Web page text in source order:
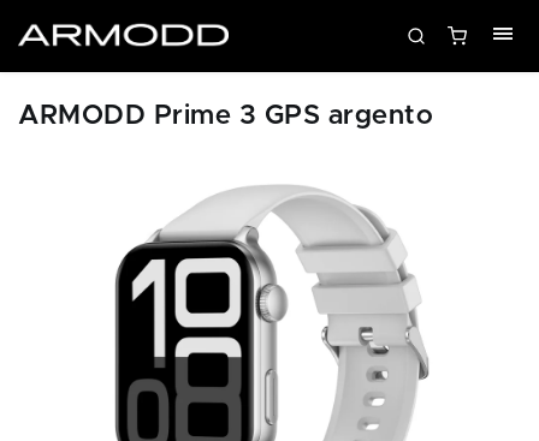
ARMODD Prime 3 GPS argento